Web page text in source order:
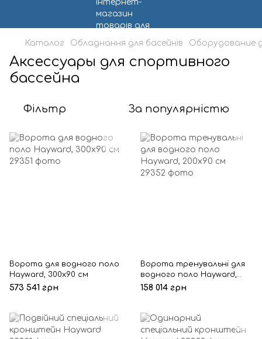
Каталог Обладнання для басейнів Оборудование
Аксессуары для спортивного
бассейна
Фільтр За популярністю
Ворота для водного поло
Hayward, 300x90 см
573 541 грн
Ворота тренувальні для
водного поло Hayward,
200x90 см
158 014 грн